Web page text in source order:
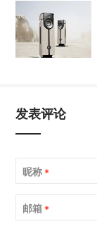
发表评论
昵称 *
邮箱 *